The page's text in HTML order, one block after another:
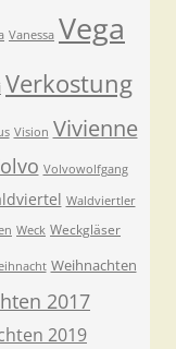
Vanessa Vega
Verkostung
Vision Vivienne
Volvowolfgang
Waldviertler
Weck Weckgläser
Weihnachten
2017
2019